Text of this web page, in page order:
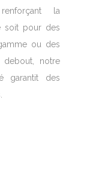
la
soit pour des
ou des
notre
garantit des